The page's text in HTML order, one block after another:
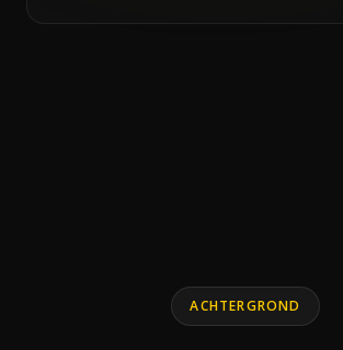
ACHTERGROND